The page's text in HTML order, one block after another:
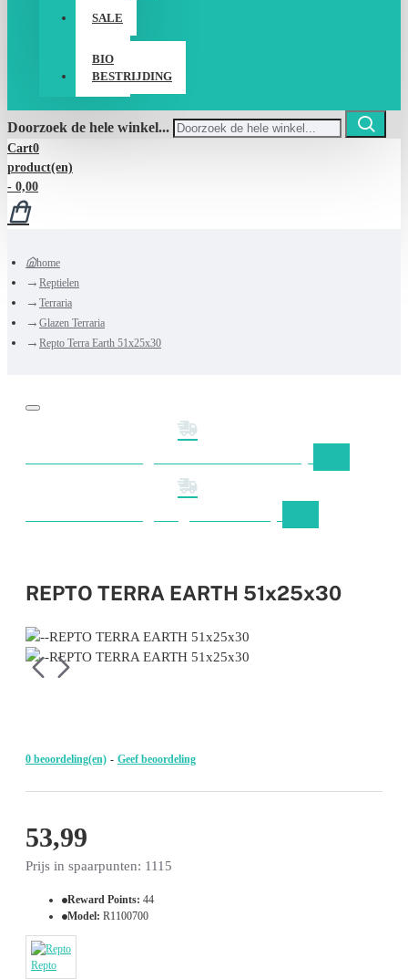
SALE
BIO
BESTRIJDING
Doorzoek de hele winkel...
Cart0
product(en)
- 0,00
home
Reptielen
Terraria
Glazen Terraria
Repto Terra Earth 51x25x30
REPTO TERRA EARTH 51x25x30
0 beoordeling(en) - Geef beoordeling
53,99
Prijs in spaarpunten: 1115
Reward Points: 44
Model: R1100700
Repto